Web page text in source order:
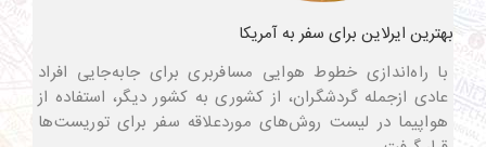
بهترین ایرلاین برای سفر به آمریکا
با راه‌اندازی خطوط هوایی مسافربری برای جابه‌جایی افراد
عادی ازجمله گردشگران، از کشوری به کشور دیگر، استفاده از
هواپیما در لیست روش‌های موردعلاقه سفر برای توریست‌ها